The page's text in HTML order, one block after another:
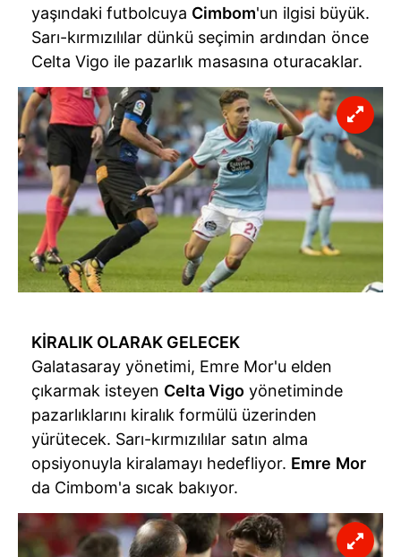
yaşındaki futbolcuya Cimbom'un ilgisi büyük.
Sarı-kırmızılılar dünkü seçimin ardından önce
Celta Vigo ile pazarlık masasına oturacaklar.
KİRALIK OLARAK GELECEK
Galatasaray yönetimi, Emre Mor'u elden
çıkarmak isteyen Celta Vigo yönetiminde
pazarlıklarını kiralık formülü üzerinden
yürütecek. Sarı-kırmızılılar satın alma
opsiyonuyla kiralamayı hedefliyor. Emre Mor
da Cimbom'a sıcak bakıyor.